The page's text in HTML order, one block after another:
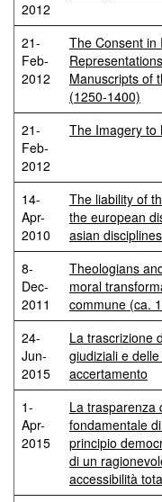
2012
21-
Feb-
2012
The Consent in
Manuscripts of
(1250-1400)
21-
Feb-
2012
The Imagery to
14-
Apr-
2010
The liability of
the european
asian disciplines
8-
Dec-
2011
Theologians
moral
commune (ca.
24-
Jun-
2015
La trascrizione
giudiziali e
accertamento
1-
Apr-
2015
La trasparenza
fondamentale
principio
di un
accessibilità